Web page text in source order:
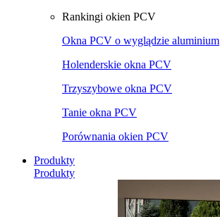
Rankingi okien PCV
Okna PCV o wyglądzie aluminium
Holenderskie okna PCV
Trzyszybowe okna PCV
Tanie okna PCV
Porównania okien PCV
Produkty
Produkty